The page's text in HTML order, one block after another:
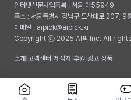
인터넷신문사업등록 : 서울,아55949
주소 : 서울특별시 강남구 도산대로 207, 9
이메일 : aipick@aipick.kr
Copyright ⓒ 2025 AI픽 Inc. All
소개 고객센터 제작자| 후원 광고 상품